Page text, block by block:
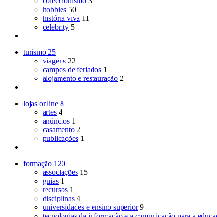
hobbies 50
história viva 11
celebrity 5
turismo 25
viagens 22
campos de feriados 1
alojamento e restauração 2
lojas online 8
artes 4
anúncios 1
casamento 2
publicações 1
formação 120
associações 15
guias 1
recursos 1
disciplinas 4
universidades e ensino superior 9